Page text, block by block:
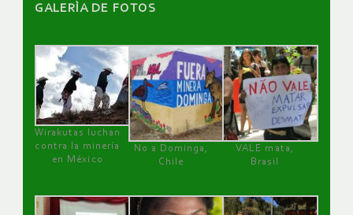
GALERÌA DE FOTOS
Wirakutas luchan
contra la minería
en México
No a Dominga,
Chile
VALE mata,
Brasil